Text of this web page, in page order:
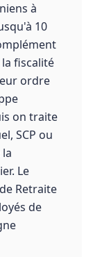
à
10
fiscalité
ordre
on traite
SCP ou
Le
Retraite
de